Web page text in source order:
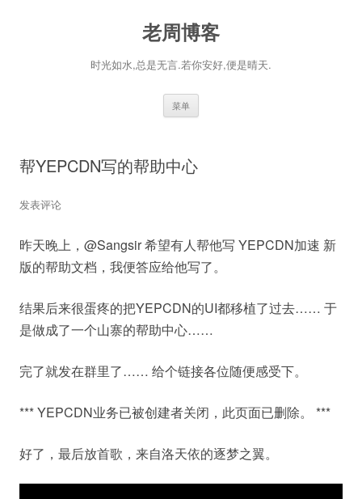
老周博客
时光如水,总是无言.若你安好,便是晴天.
菜单
帮YEPCDN写的帮助中心
发表评论
昨天晚上，@Sangsir 希望有人帮他写 YEPCDN加速 新
版的帮助文档，我便答应给他写了。
结果后来很蛋疼的把YEPCDN的UI都移植了过去…… 于
是做成了一个山寨的帮助中心……
完了就发在群里了…… 给个链接各位随便感受下。
*** YEPCDN业务已被创建者关闭，此页面已删除。 ***
好了，最后放首歌，来自洛天依的逐梦之翼。